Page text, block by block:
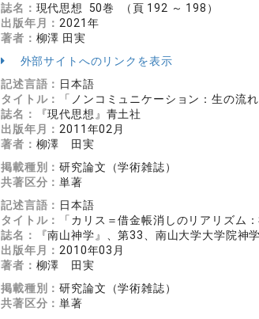
誌名： 現代思想 50巻 （頁 192 ～ 198）
出版年月： 2021年
著者： 柳澤 田実
外部サイトへのリンクを表示
記述言語： 日本語
タイトル：
「ノンコミュニケーション：生の流
誌名：
『現代思想』青土社
出版年月： 2011年02月
著者： 柳澤 田実
掲載種別：研究論文（学術雑誌）
共著区分：単著
記述言語： 日本語
タイトル：
「カリス＝借金帳消しのリアリズム
誌名：
『南山神学』、第33、南山大学大学院神
出版年月： 2010年03月
著者： 柳澤 田実
掲載種別：研究論文（学術雑誌）
共著区分：単著